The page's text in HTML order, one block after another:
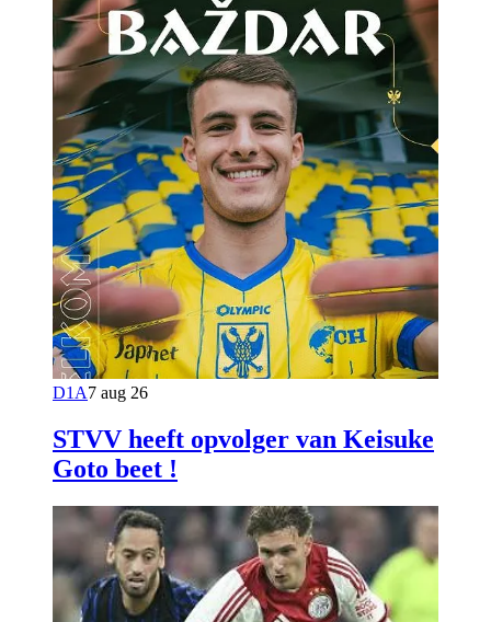
D1A7 aug 26
STVV heeft opvolger van Keisuke
Goto beet !